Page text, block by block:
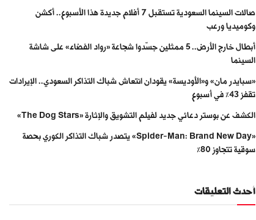
صالات السينما السعودية تستقبل 7 أفلام جديدة هذا الأسبوع.. أكشن
وكوميديا ورعب
أبطال خارج الأرض.. 5 ممثلين جسّدوا شجاعة «رواد الفضاء» على شاشة
السينما
«سبايدر مان» و«الأوديسة» يقودان انتعاش شباك التذاكر السعودي.. الإيرادات
تقفز 43% في أسبوع
الكشف عن بوستر دعائي جديد لفيلم التشويق والإثارة «The Dog Stars»
«Spider-Man: Brand New Day» يتصدر شباك التذاكر الكوري بحصة
سوقية تتجاوز 80%
أحدث التعليقات